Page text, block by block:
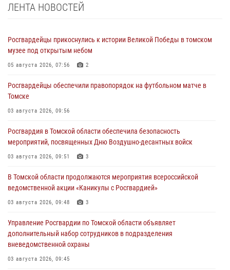
ЛЕНТА НОВОСТЕЙ
Росгвардейцы прикоснулись к истории Великой Победы в томском
музее под открытым небом
05 августа 2026, 07:56 2
Росгвардейцы обеспечили правопорядок на футбольном матче в
Томске
03 августа 2026, 09:56
Росгвардия в Томской области обеспечила безопасность
мероприятий, посвященных Дню Воздушно-десантных войск
03 августа 2026, 09:51 3
В Томской области продолжаются мероприятия всероссийской
ведомственной акции «Каникулы с Росгвардией»
03 августа 2026, 09:48 3
Управление Росгвардии по Томской области объявляет
дополнительный набор сотрудников в подразделения
вневедомственной охраны
03 августа 2026, 09:45